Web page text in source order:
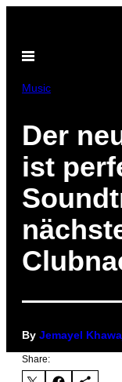
content
Open
Music
​Der
ist
By Jemayel
Share: